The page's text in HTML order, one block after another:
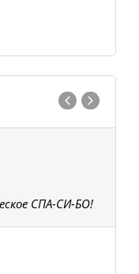
СПА-СИ-БО!